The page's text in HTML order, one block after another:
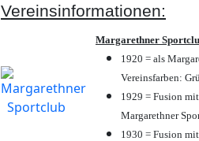
Vereinsinformationen:
Margarethner
1920 = als
Vereinsfarben:
1929 = Fusion
Margarethner
1930 = Fusion